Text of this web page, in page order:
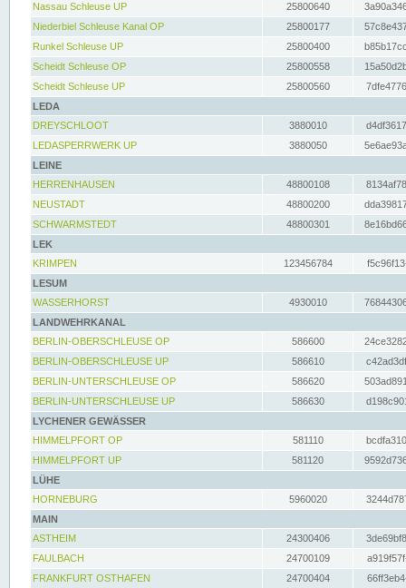
Nassau Schleuse UP
25800640
Niederbiel Schleuse Kanal OP
25800177
Runkel Schleuse UP
25800400
Scheidt Schleuse OP
25800558
Scheidt Schleuse UP
25800560
LEDA
DREYSCHLOOT
3880010
LEDASPERRWERK UP
3880050
LEINE
HERRENHAUSEN
48800108
NEUSTADT
48800200
SCHWARMSTEDT
48800301
LEK
KRIMPEN
123456784
LESUM
WASSERHORST
4930010
LANDWEHRKANAL
BERLIN-OBERSCHLEUSE OP
586600
BERLIN-OBERSCHLEUSE UP
586610
BERLIN-UNTERSCHLEUSE OP
586620
BERLIN-UNTERSCHLEUSE UP
586630
LYCHENER GEWÄSSER
HIMMELPFORT OP
581110
HIMMELPFORT UP
581120
LÜHE
HORNEBURG
5960020
MAIN
ASTHEIM
24300406
FAULBACH
24700109
FRANKFURT OSTHAFEN
24700404